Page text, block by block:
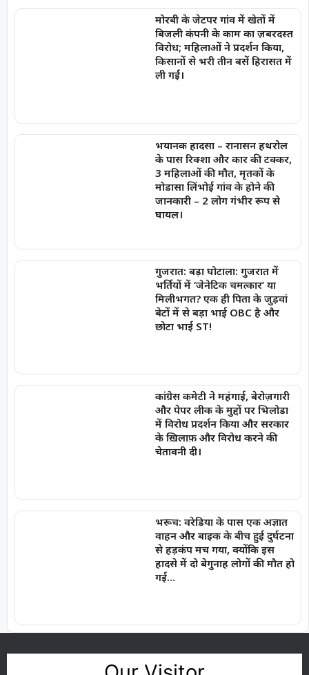
मोरबी के जेटपर गांव में खेतों में
बिजली कंपनी के काम का ज़बरदस्त
विरोध; महिलाओं ने प्रदर्शन किया,
किसानों से भरी तीन बसें हिरासत में
ली गईं।
भयानक हादसा – रानासन हथरोल
के पास रिक्शा और कार की टक्कर,
3 महिलाओं की मौत, मृतकों के
मोडासा लिंभोई गांव के होने की
जानकारी – 2 लोग गंभीर रूप से
घायल।
गुजरात: बड़ा घोटाला: गुजरात में
भर्तियों में ‘जेनेटिक चमत्कार’ या
मिलीभगत? एक ही पिता के जुड़वां
बेटों में से बड़ा भाई OBC है और
छोटा भाई ST!
कांग्रेस कमेटी ने महंगाई, बेरोज़गारी
और पेपर लीक के मुद्दों पर भिलोडा
में विरोध प्रदर्शन किया और सरकार
के ख़िलाफ़ और विरोध करने की
चेतावनी दी।
भरूच: वरेडिया के पास एक अज्ञात
वाहन और बाइक के बीच हुई दुर्घटना
से हड़कंप मच गया, क्योंकि इस
हादसे में दो बेगुनाह लोगों की मौत हो
गई…